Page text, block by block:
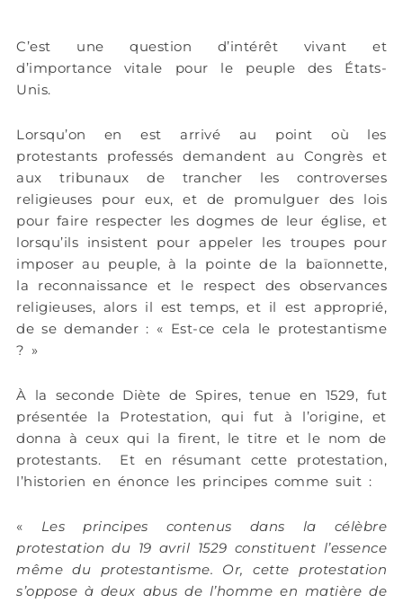
C’est une question d’intérêt vivant et
d’importance vitale pour le peuple des États-
Unis.
Lorsqu’on en est arrivé au point où les
protestants professés demandent au Congrès et
aux tribunaux de trancher les controverses
religieuses pour eux, et de promulguer des lois
pour faire respecter les dogmes de leur église, et
lorsqu’ils insistent pour appeler les troupes pour
imposer au peuple, à la pointe de la baïonnette,
la reconnaissance et le respect des observances
religieuses, alors il est temps, et il est approprié,
de se demander : « Est-ce cela le protestantisme
? »
À la seconde Diète de Spires, tenue en 1529, fut
présentée la Protestation, qui fut à l’origine, et
donna à ceux qui la firent, le titre et le nom de
protestants. Et en résumant cette protestation,
l’historien en énonce les principes comme suit :
« Les principes contenus dans la célèbre
protestation du 19 avril 1529 constituent l’essence
même du protestantisme. Or, cette protestation
s’oppose à deux abus de l’homme en matière de